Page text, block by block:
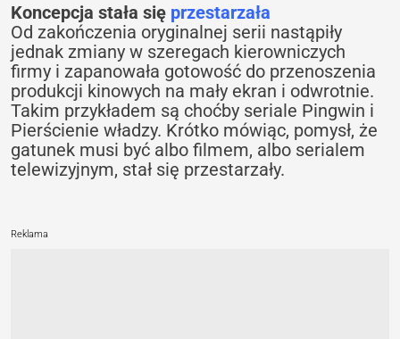
Koncepcja stała się przestarzała
Od zakończenia oryginalnej serii nastąpiły
jednak zmiany w szeregach kierowniczych
firmy i zapanowała gotowość do przenoszenia
produkcji kinowych na mały ekran i odwrotnie.
Takim przykładem są choćby seriale Pingwin i
Pierścienie władzy. Krótko mówiąc, pomysł, że
gatunek musi być albo filmem, albo serialem
telewizyjnym, stał się przestarzały.
Reklama